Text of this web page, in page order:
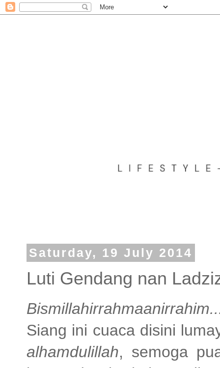
Saturday, 19 July 2014
Luti Gendang nan
Siang ini cuaca disini
alhamdulillah, semoga